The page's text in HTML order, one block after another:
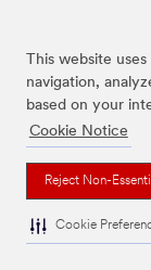
This website
navigation,
based on your
Cookie Notice
Reject Non-
Cookie